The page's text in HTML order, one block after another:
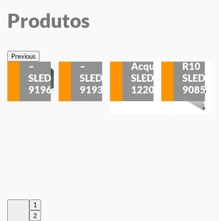
Produtos
PreviousSobrepor
–
SLED
9196
–
SLED
9193
Acqua
SLED
1220
R10
SLED
9085
1
2